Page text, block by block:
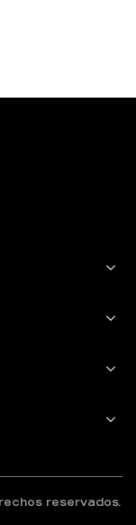
reservados.